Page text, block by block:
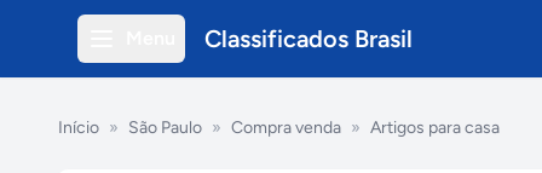
Classificados Brasil
Início » São Paulo » Compra venda » Artigos para casa